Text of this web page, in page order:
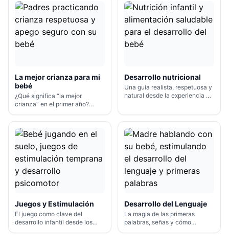
La mejor crianza para mi
bebé
¿Qué significa “la mejor
crianza” en el primer año?
Desarrollo nutricional
Una guía realista, respetuosa y
natural desde la experiencia de
Juegos y Estimulación
El juego como clave del
desarrollo infantil desde los
Desarrollo del Lenguaje
La magia de las primeras
palabras, señas y cómo